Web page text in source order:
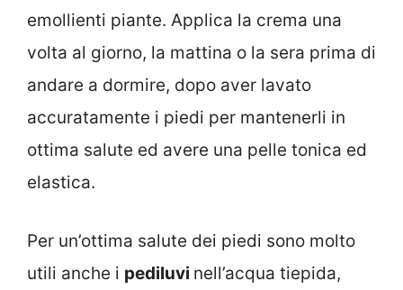
emollienti piante. Applica la crema una
volta al giorno, la mattina o la sera prima di
andare a dormire, dopo aver lavato
accuratamente i piedi per mantenerli in
ottima salute ed avere una pelle tonica ed
elastica.
Per un’ottima salute dei piedi sono molto
utili anche i pediluvi nell’acqua tiepida,